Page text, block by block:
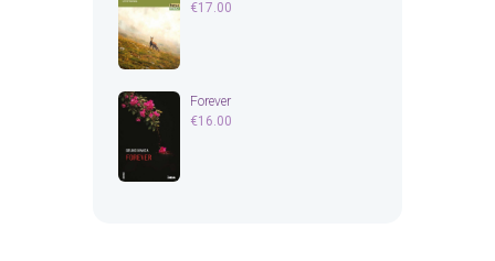
€17.00
Forever
€16.00